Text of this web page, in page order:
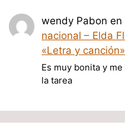
wendy Pabon en
nacional – Elda
«Letra y canción»
Es muy bonita y
la tarea